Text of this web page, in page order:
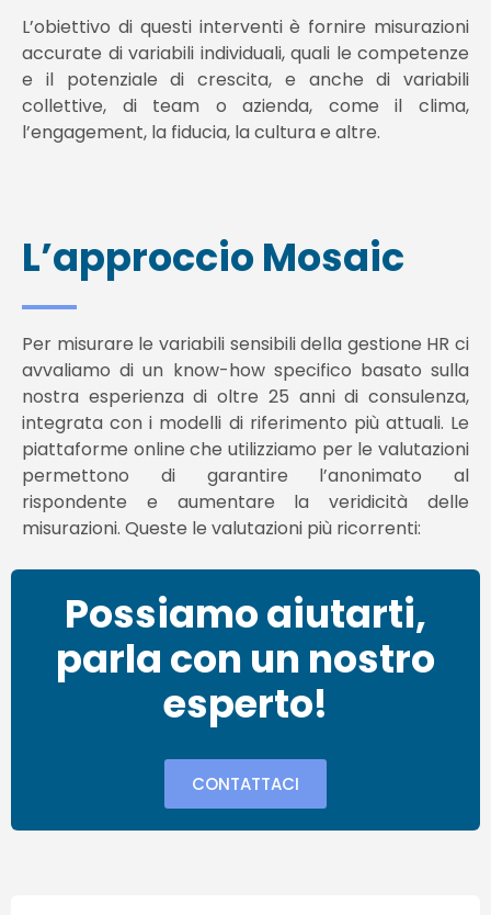
L’obiettivo di questi interventi è fornire misurazioni
accurate di variabili individuali, quali le competenze
e il potenziale di crescita, e anche di variabili
collettive, di team o azienda, come il clima,
l’engagement, la fiducia, la cultura e altre.
L’approccio Mosaic
Per misurare le variabili sensibili della gestione HR ci
avvaliamo di un know-how specifico basato sulla
nostra esperienza di oltre 25 anni di consulenza,
integrata con i modelli di riferimento più attuali. Le
piattaforme online che utilizziamo per le valutazioni
permettono di garantire l’anonimato al
rispondente e aumentare la veridicità delle
misurazioni. Queste le valutazioni più ricorrenti:
Possiamo aiutarti,
parla con un nostro
esperto!
CONTATTACI